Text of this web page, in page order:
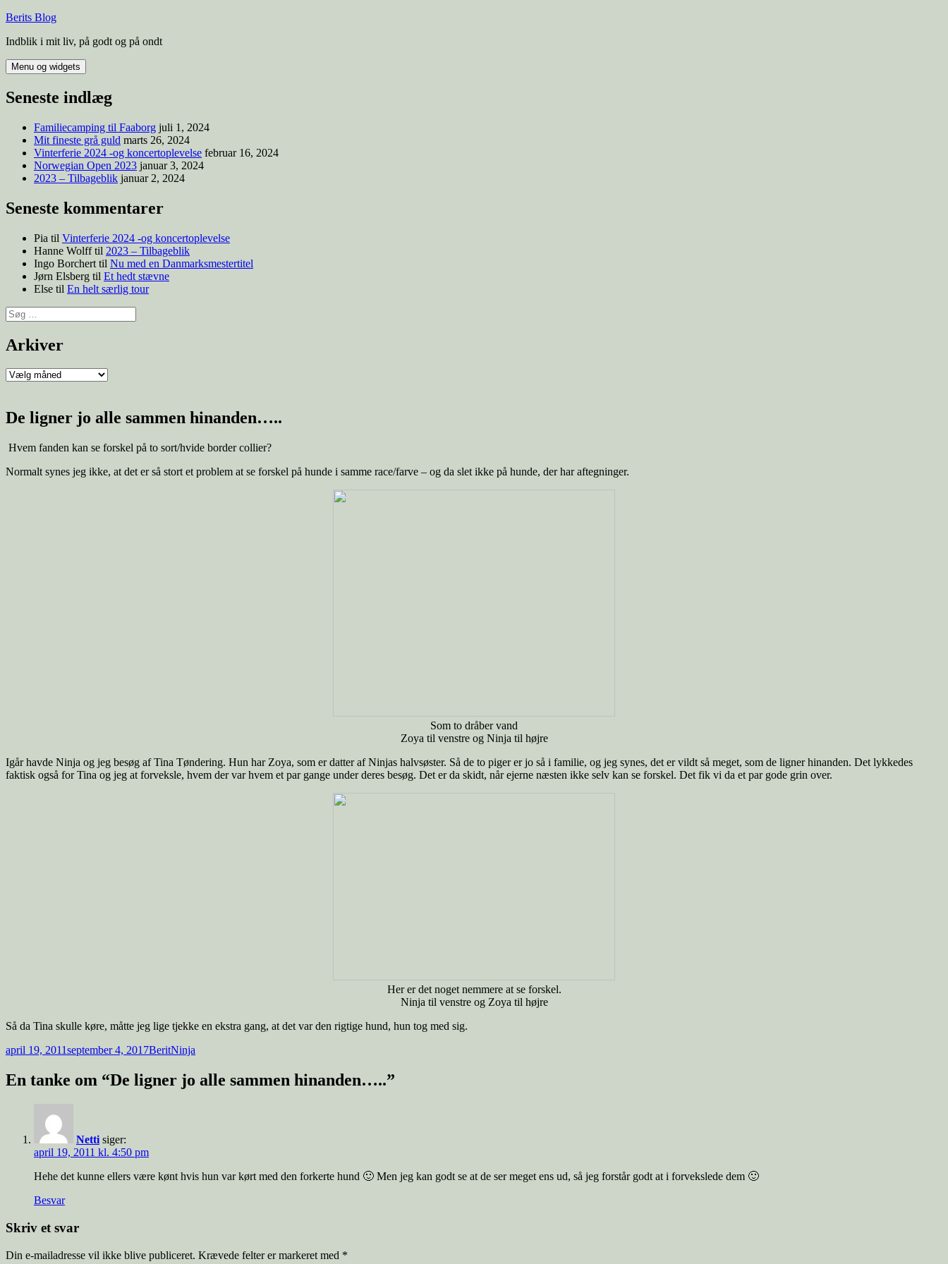
Hop
indhold
Berits Blog
Indblik i mit liv, på godt og på ondt
Menu og widgets
Seneste indlæg
Familiecamping til Faaborg juli 1, 2024
Mit fineste grå guld marts 26, 2024
Vinterferie 2024 -og koncertoplevelse februar 16, 2024
Norwegian Open 2023 januar 3, 2024
2023 – Tilbageblik januar 2, 2024
Seneste kommentarer
Pia til Vinterferie 2024 -og koncertoplevelse
Hanne Wolfftil 2023 – Tilbageblik
Ingo Borchert til Nu med en Danmarksmestertitel
Jørn Elsberg til Et hedt stævne
Else til En helt særlig tour
Søg
efter:
Arkiver
Arkiver
De ligner jo alle sammen hinanden…..
Hvem fanden kan se forskel på to sort/hvide border collier?
Normalt synes jeg ikke, at det er så stort et problem at se forskel på hunde i samme race/farve – og da slet ikke på hunde, der har aftegninger.
Som to dråber vand
Zoya til venstre og Ninja til højre
Igår havde Ninja og jeg besøg af Tina Tøndering. Hun har Zoya, som er datter af Ninjas halvsøster. Så de to piger er jo så i familie, og jeg synes, det er vildt så meget, som de ligner hinanden. Det lykkedes
faktisk også for Tina og jeg at forveksle, hvem der var hvem et par gange under deres besøg. Det er da skidt, når ejerne næsten ikke selv kan se forskel. Det fik vi da et par gode grin over.
Her er det noget nemmere at se forskel.
Ninja til venstre og Zoya til højre
Så da Tina skulle køre, måtte jeg lige tjekke en ekstra gang, at det var den rigtige hund, hun tog med sig.
Udgivet
april 19, 2011september 4, 2017Forfatter
BeritTags
Ninja
En tanke om “De ligner jo alle sammen hinanden…..”
Netti siger:
april 19, 2011 kl. 4:50 pm
Hehe det kunne ellers være kønt hvis hun var kørt med den forkerte hund 🙂 Men jeg kan godt se at de ser meget ens ud, så jeg forstår godt at i forvekslede dem 🙂
Besvar
Skriv et svar
Din e-mailadresse vil ikke blive publiceret. Krævede felter er markeret med *